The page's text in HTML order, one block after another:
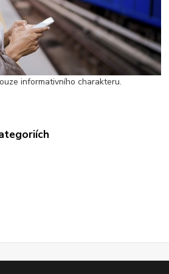
informativního charakteru.